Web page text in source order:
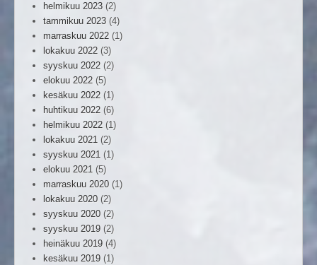
helmikuu 2023 (2)
tammikuu 2023 (4)
marraskuu 2022 (1)
lokakuu 2022 (3)
syyskuu 2022 (2)
elokuu 2022 (5)
kesäkuu 2022 (1)
huhtikuu 2022 (6)
helmikuu 2022 (1)
lokakuu 2021 (2)
syyskuu 2021 (1)
elokuu 2021 (5)
marraskuu 2020 (1)
lokakuu 2020 (2)
syyskuu 2020 (2)
syyskuu 2019 (2)
heinäkuu 2019 (4)
kesäkuu 2019 (1)